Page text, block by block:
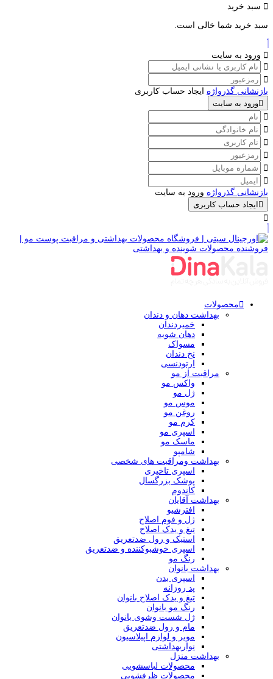
سبد خرید
سبد خرید شما خالی است.
ورود به سایت
بازنشانی گذرواژه ایجاد حساب کاربری
ورود به سایت
بازنشانی گذرواژه ورود به سایت
ایجاد حساب کاربری
محصولات
بهداشت دهان و دندان
خمیردندان
دهان شویه
مسواک
نخ دندان
ارتودنسی
مراقبت از مو
واکس مو
ژل مو
موس مو
روغن مو
کرم مو
اسپری مو
ماسک مو
شامپو
بهداشت ومراقبت های شخصی
اسپری تاخیری
پوشک بزرگسال
کاندوم
بهداشت آقایان
افترشیو
ژل و فوم اصلاح
تیغ و یدک اصلاح
استیک و رول ضدتعریق
اسپری خوشبوکننده و ضدتعریق
رنگ مو
بهداشت بانوان
اسپری بدن
پد روزانه
تیغ و یدک اصلاح بانوان
رنگ مو بانوان
ژل شست وشوی بانوان
مام و رول ضدتعریق
موبر و لوازم اپیلاسیون
نواربهداشتی
بهداشت منزل
محصولات لباسشویی
محصولات ظرفشویی